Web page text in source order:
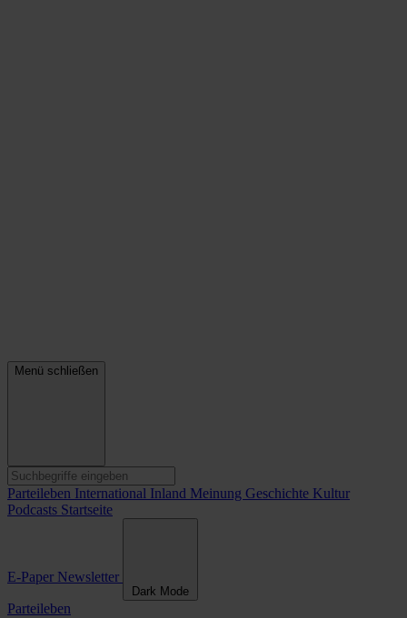
Menü schließen
Parteileben International Inland Meinung Geschichte Kultur
Podcasts Startseite
E-Paper Newsletter
Dark Mode
Parteileben